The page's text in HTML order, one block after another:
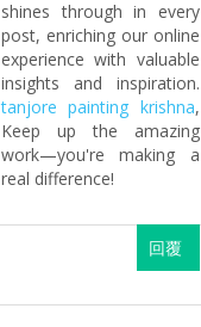
shines through in every
post, enriching our online
experience with valuable
insights and inspiration.
tanjore painting krishna,
Keep up the amazing
work—you're making a
real difference!
回覆